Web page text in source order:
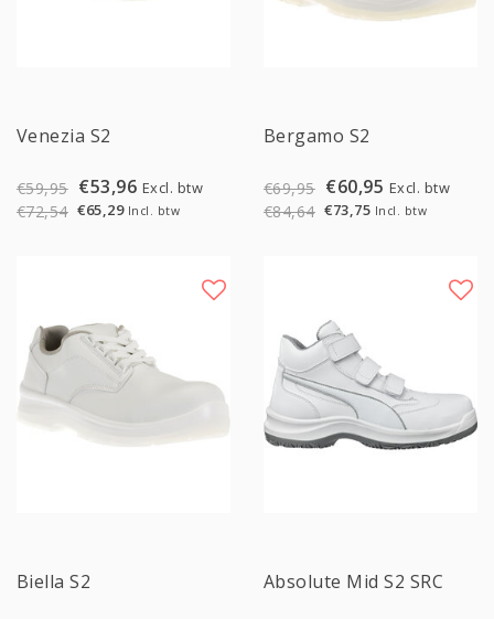
Venezia S2
€59,95 €53,96 Excl. btw
€72,54 €65,29 Incl. btw
Bergamo S2
€69,95 €60,95 Excl. btw
€84,64 €73,75 Incl. btw
Biella S2
Absolute Mid S2 SRC